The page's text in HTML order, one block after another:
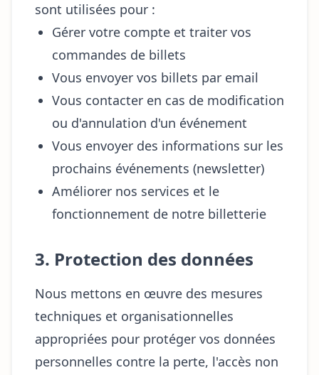
sont utilisées pour :
Gérer votre compte et traiter vos
commandes de billets
Vous envoyer vos billets par email
Vous contacter en cas de modification
ou d'annulation d'un événement
Vous envoyer des informations sur les
prochains événements (newsletter)
Améliorer nos services et le
fonctionnement de notre billetterie
3. Protection des données
Nous mettons en œuvre des mesures
techniques et organisationnelles
appropriées pour protéger vos données
personnelles contre la perte, l'accès non